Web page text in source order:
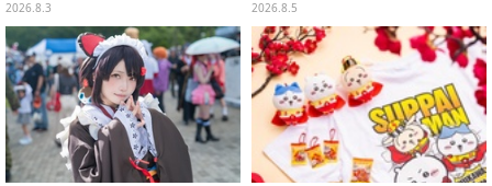
が予約開始
2026.8.3
受付開始
2026.8.5